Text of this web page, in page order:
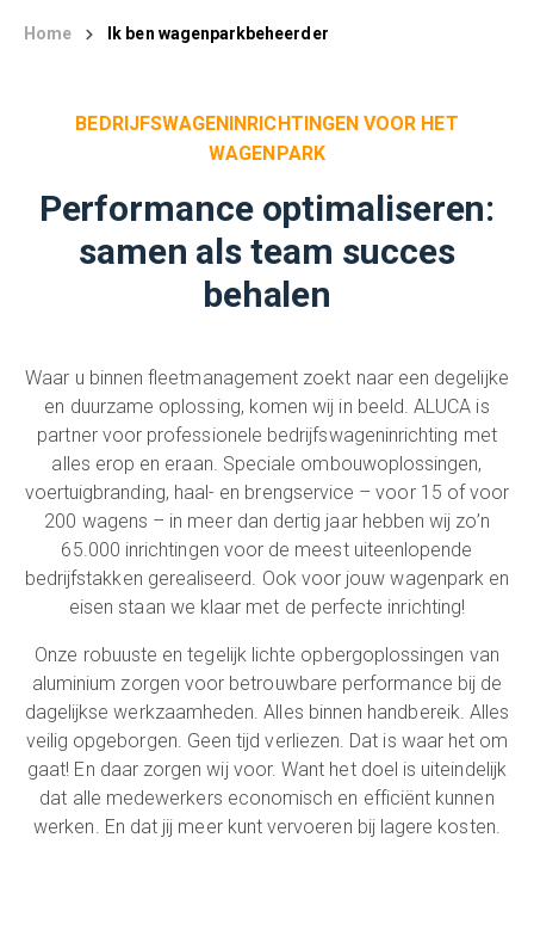
Home Ik ben wagenparkbeheerder
BEDRIJFSWAGENINRICHTINGEN VOOR HET
WAGENPARK
Performance optimaliseren:
samen als team succes
behalen
Waar u binnen fleetmanagement zoekt naar een degelijke
en duurzame oplossing, komen wij in beeld. ALUCA is
partner voor professionele bedrijfswageninrichting met
alles erop en eraan. Speciale ombouwoplossingen,
voertuigbranding, haal- en brengservice – voor 15 of voor
200 wagens – in meer dan dertig jaar hebben wij zo’n
65.000 inrichtingen voor de meest uiteenlopende
bedrijfstakken gerealiseerd. Ook voor jouw wagenpark en
eisen staan we klaar met de perfecte inrichting!
Onze robuuste en tegelijk lichte opbergoplossingen van
aluminium zorgen voor betrouwbare performance bij de
dagelijkse werkzaamheden. Alles binnen handbereik. Alles
veilig opgeborgen. Geen tijd verliezen. Dat is waar het om
gaat! En daar zorgen wij voor. Want het doel is uiteindelijk
dat alle medewerkers economisch en efficiënt kunnen
werken. En dat jij meer kunt vervoeren bij lagere kosten.